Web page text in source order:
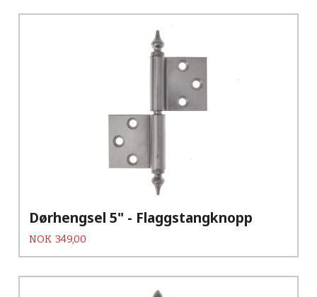
Dørhengsel 5" - Flaggstangknopp
Pris
NOK 349,00